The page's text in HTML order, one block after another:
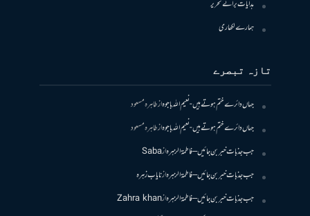
ہدایات برائے تحریر
ہمارے لکھاری
تازہ تبصرے
جہاں دائرے ختم ہوتے ہیں- نعیم اللہ باجوہازطاہرہ مسعود
جہاں دائرے ختم ہوتے ہیں- نعیم اللہ باجوہازطاہرہ مسعود
جب جذبات خبر بن جائیں – فاطمۃالزہرہازSaba
جب جذبات خبر بن جائیں – فاطمۃالزہرہازنایاب زہرہ
جب جذبات خبر بن جائیں – فاطمۃالزہرہازZahra khan